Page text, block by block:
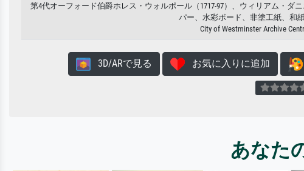
第4代オーフォード伯爵ホレス・ウォルポール（1717-97）、ウィリアム・ダ
パー、水彩ボード、非塗工紙、和
City of Westminster Archive
3D/ARで見る お気に入りに追加
あなた